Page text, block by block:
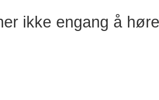
ikke engang å